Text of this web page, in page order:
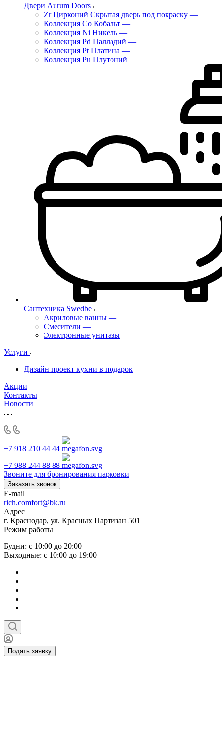
Двери Aurum Doors
Zr Цирконий Скрытая дверь под покраску —
Коллекция Co Кобальт —
Коллекция Ni Никель —
Коллекция Pd Палладий —
Коллекция Pt Платина —
Коллекция Pu Плутоний
Сантехника Swedbe
Акриловые ванны —
Смесители —
Электронные унитазы
Услуги
Дизайн проект кухни в подарок
Акции
Контакты
Новости
+7 918 210 44 44
+7 988 244 88 88
Звоните для бронирования парковки
Заказать звонок
E-mail
rich.comfort@bk.ru
Адрес
г. Краснодар, ул. Красных Партизан 501
Режим работы
Будни: с 10:00 до 20:00
Выходные: с 10:00 до 19:00
Подать заявку